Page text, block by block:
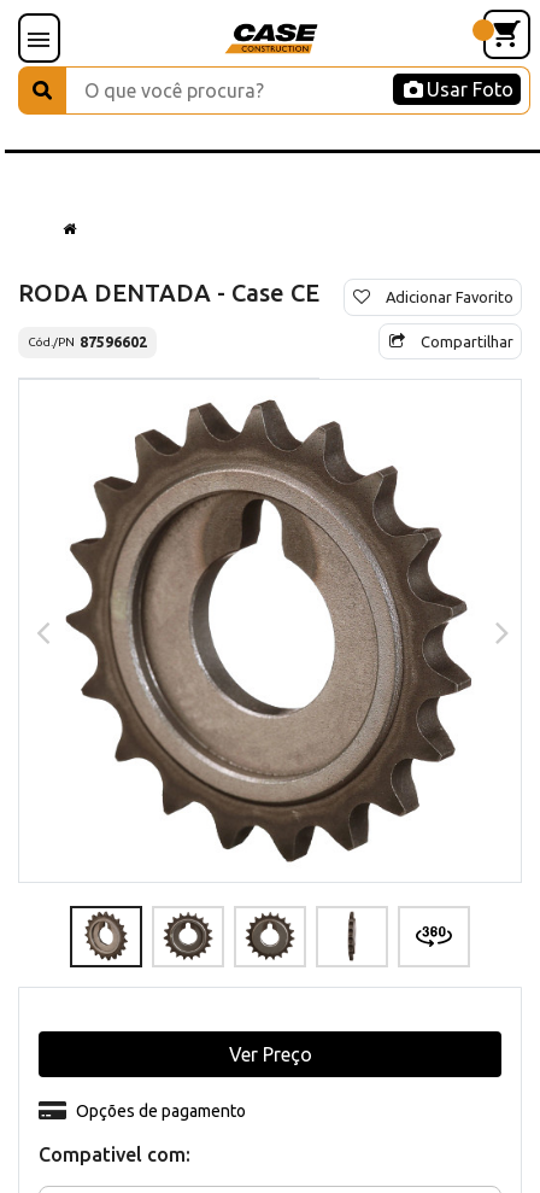
Usar Foto
RODA DENTADA - Case CE
Cód./PN 87596602
Adicionar Favorito
Compartilhar
Compativel com:
Opções de pagamento
Ver Preço